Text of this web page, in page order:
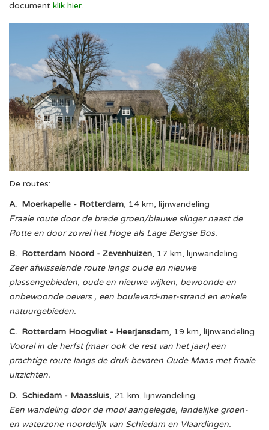
document klik hier.
De routes:
A. Moerkapelle - Rotterdam, 14 km, lijnwandeling
Fraaie route door de brede groen/blauwe slinger naast de
Rotte en door zowel het Hoge als Lage Bergse Bos.
B. Rotterdam Noord - Zevenhuizen, 17 km, lijnwandeling
Zeer afwisselende route langs oude en nieuwe
plassengebieden, oude en nieuwe wijken, bewoonde en
onbewoonde oevers , een boulevard-met-strand en enkele
natuurgebieden.
C. Rotterdam Hoogvliet - Heerjansdam, 19 km, lijnwandeling
Vooral in de herfst (maar ook de rest van het jaar) een
prachtige route langs de druk bevaren Oude Maas met fraaie
uitzichten.
D. Schiedam - Maassluis, 21 km, lijnwandeling
Een wandeling door de mooi aangelegde, landelijke groen-
en waterzone noordelijk van Schiedam en Vlaardingen.